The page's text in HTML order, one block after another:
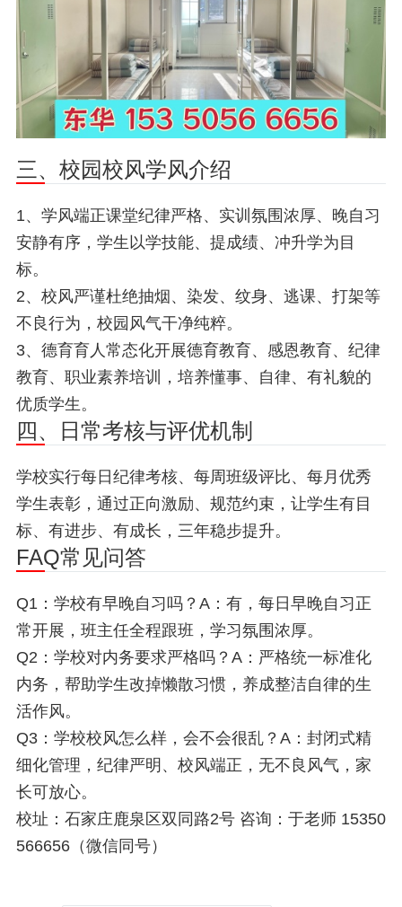
三、校园校风学风介绍
1、学风端正课堂纪律严格、实训氛围浓厚、晚自习
安静有序，学生以学技能、提成绩、冲升学为目
标。
2、校风严谨杜绝抽烟、染发、纹身、逃课、打架等
不良行为，校园风气干净纯粹。
3、德育育人常态化开展德育教育、感恩教育、纪律
教育、职业素养培训，培养懂事、自律、有礼貌的
优质学生。
四、日常考核与评优机制
学校实行每日纪律考核、每周班级评比、每月优秀
学生表彰，通过正向激励、规范约束，让学生有目
标、有进步、有成长，三年稳步提升。
FAQ常见问答
Q1：学校有早晚自习吗？A：有，每日早晚自习正
常开展，班主任全程跟班，学习氛围浓厚。
Q2：学校对内务要求严格吗？A：严格统一标准化
内务，帮助学生改掉懒散习惯，养成整洁自律的生
活作风。
Q3：学校校风怎么样，会不会很乱？A：封闭式精
细化管理，纪律严明、校风端正，无不良风气，家
长可放心。
校址：石家庄鹿泉区双同路2号 咨询：于老师 15350
566656（微信同号）